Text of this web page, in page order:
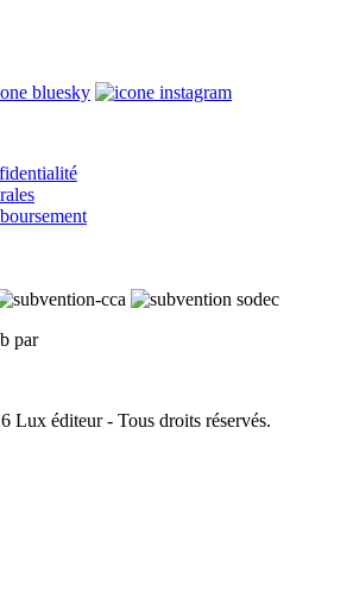
par
Lux éditeur - Tous droits réservés.